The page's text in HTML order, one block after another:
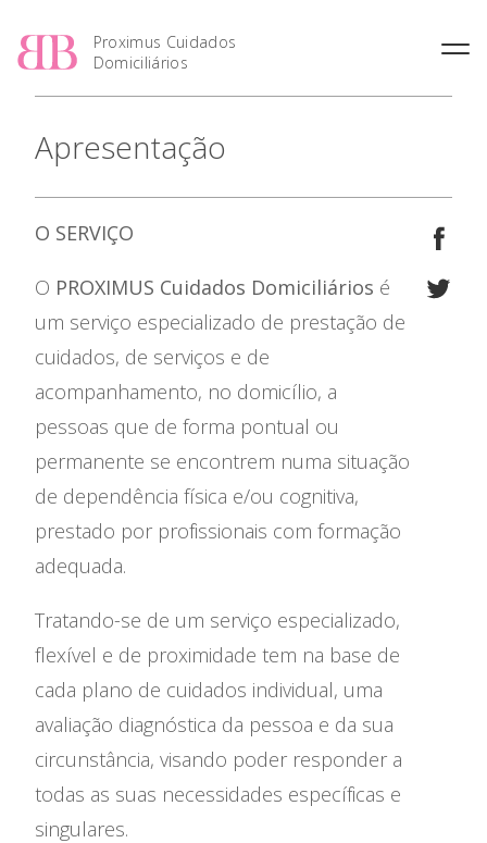
Proximus Cuidados
Domiciliários
Apresentação
Destinatários
Serviços
Admissão
Recrutamento
Apresentação
O SERVIÇO
O PROXIMUS Cuidados Domiciliários é
um serviço especializado de prestação de
cuidados, de serviços e de
acompanhamento, no domicílio, a
pessoas que de forma pontual ou
permanente se encontrem numa situação
de dependência física e/ou cognitiva,
prestado por profissionais com formação
adequada.
Tratando-se de um serviço especializado,
flexível e de proximidade tem na base de
cada plano de cuidados individual, uma
avaliação diagnóstica da pessoa e da sua
circunstância, visando poder responder a
todas as suas necessidades específicas e
singulares.